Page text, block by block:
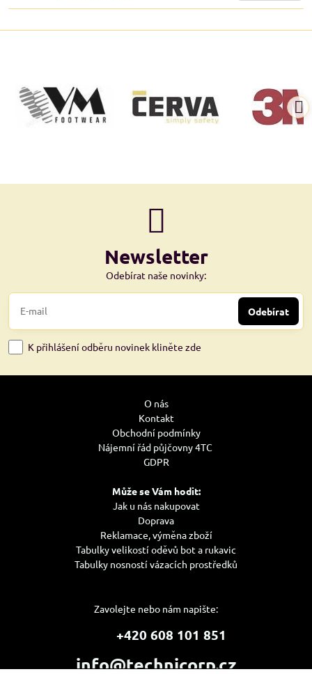
Newsletter
Odebírat naše novinky:
Odebírat
K přihlášení odběru novinek kliněte zde
O nás
Kontakt
Obchodní podmínky
Nájemní řád půjčovny 4TC
GDPR
Může se Vám hodit:
Jak u nás nakupovat
Doprava
Reklamace, výměna zboží
Tabulky velikostí oděvů bot a rukavic
Tabulky nosností vázacích prostředků
Zavolejte nebo nám napište:
+420 608 101 851
info@technicorp.cz